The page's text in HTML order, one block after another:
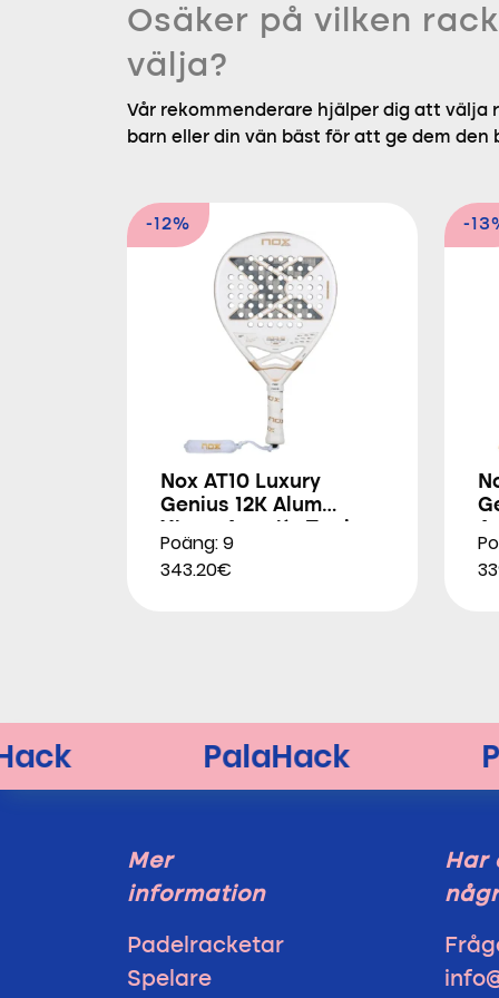
Osäker på vilken
välja?
Vår rekommenderare hjälper dig att välja
barn eller din vän bäst för att ge dem den
-12%
Nox AT10 Luxury
Genius 12K Alum
2026
Poäng: 9
343.20€
-
Mer
information
Padelracketar
Spelare
Har